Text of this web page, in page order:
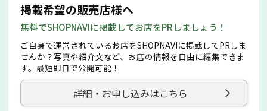
掲載希望の販売店様へ
無料でSHOPNAVIに掲載してお店をPRしましょう！
ご自身で運営されているお店をSHOPNAVIに掲載してPRしま
せんか？写真や紹介文など、お店の情報を自由に編集できま
す。最短即日で公開可能！
詳細・お申し込みはこちら